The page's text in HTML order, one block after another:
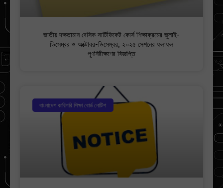
জাতীয় দক্ষতামান বেসিক সার্টিফিকেট কোর্স শিক্ষাক্রমের জুলাই-
ডিসেম্বর ও অক্টোবর-ডিসেম্বর, ২০২৫ সেশনের ফলাফল
পূণনিরীক্ষণের বিজ্ঞপ্তি
বাংলাদেশ কারিগরি শিক্ষা বোর্ড নোটিশ